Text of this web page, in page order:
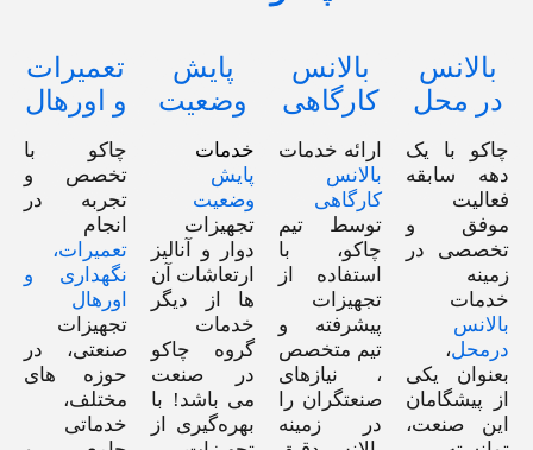
بالانس
در محل
چاکو با یک
دهه سابقه‌
فعالیت
موفق و
تخصصی در
زمینه
خدمات
بالانس
درمحل،
بعنوان یکی
از پیشگامان
این صنعت،
بالانس
کارگاهی
ارائه خدمات
بالانس
کارگاهی
توسط تیم
چاکو، با
استفاده از
تجهیزات
پیشرفته و
تیم متخصص
، نیازهای
صنعتگران را
در زمینه
پایش
وضعیت
خدمات
پایش
وضعیت
تجهیزات
دوار و آنالیز
ارتعاشات آن
ها از دیگر
خدمات
گروه چاکو
در صنعت
می باشد! با
بهره‌گیری از
تعمیرات
و اورهال
چاکو با
تخصص و
تجربه در
انجام
تعمیرات،
نگهداری و
اورهال
تجهیزات
صنعتی، در
حوزه های
مختلف،
خدماتی